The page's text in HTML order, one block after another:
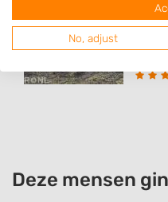
Deze mensen
No, adjust